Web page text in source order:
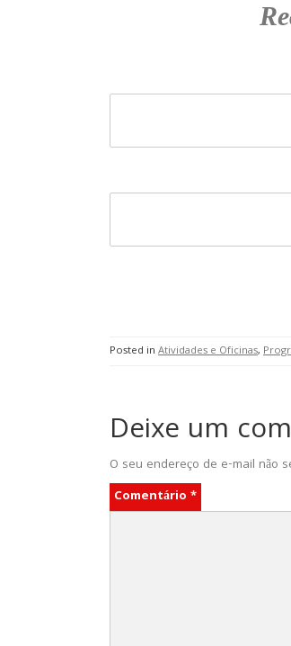
Posted in Atividades e Oficinas,
Deixe um
O seu endereço de e-mail não
Comentário *